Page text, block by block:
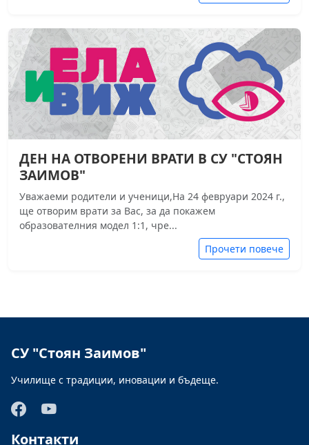
ДЕН НА ОТВОРЕНИ ВРАТИ В СУ "СТОЯН
ЗАИМОВ"
Уважаеми родители и ученици,На 24 февруари 2024 г.,
ще отворим врати за Вас, за да покажем
образователния модел 1:1, чре...
Прочети повече
СУ "Стоян Заимов"
Училище с традиции, иновации и бъдеще.
Контакти